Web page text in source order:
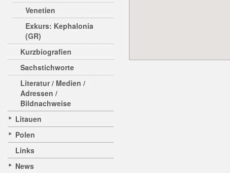
Venetien
Exkurs: Kephalonia
(GR)
Kurzbiografien
Sachstichworte
Literatur / Medien /
Adressen /
Bildnachweise
Litauen
Polen
Links
News